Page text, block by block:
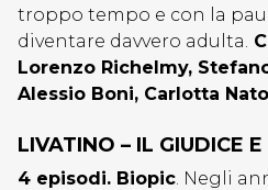
troppo tempo e con la
diventare davvero adulta.
Lorenzo Richelmy,
Alessio Boni, Carlotta
LIVATINO – IL GIUDICE
4 episodi. Biopic. Negli